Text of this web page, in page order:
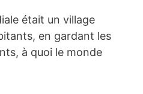
était un village
en gardant les
à quoi le monde